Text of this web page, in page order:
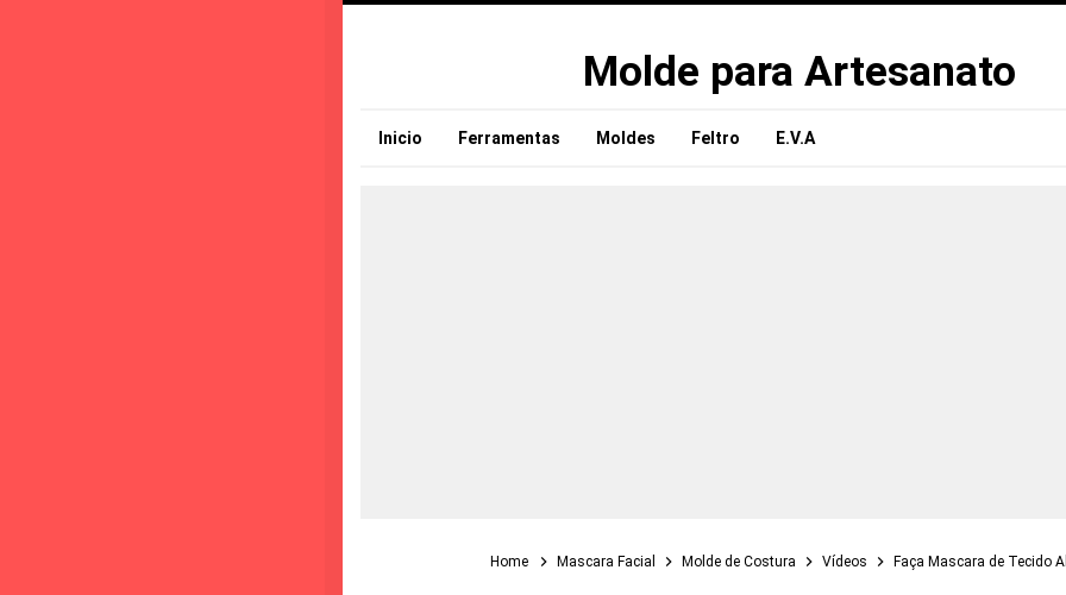
Molde para Artesanato
Inicio Ferramentas Moldes Feltro E.V.A
Home Mascara Facial Molde de Costura Vídeos Faça Mascara de Tecido